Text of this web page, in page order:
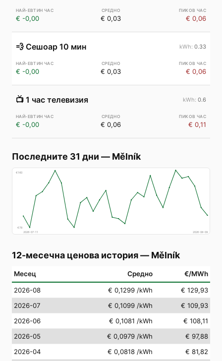
€ -0,00 € 0,03 € 0,06
💨 Сешоар 10 мин 0.33
€ -0,00 € 0,03 € 0,06
📺 1 час телевизия 0.6
€ -0,00 € 0,06 € 0,11
Последните 31 дни — Mělník
€160
€78
2026-07-11
2026-08-09
12-месечна ценова история— Mělník
Месец Средно €/MWh
2026-08 € 0,1299 /kWh
€ 129,93
2026-07
€ 0,1099 /kWh
€ 109,93
2026-06
€ 0,1081 /kWh
€ 108,11
2026-05
€ 0,0979 /kWh
€ 97,88
2026-04
€ 0,0818 /kWh
€ 81,82